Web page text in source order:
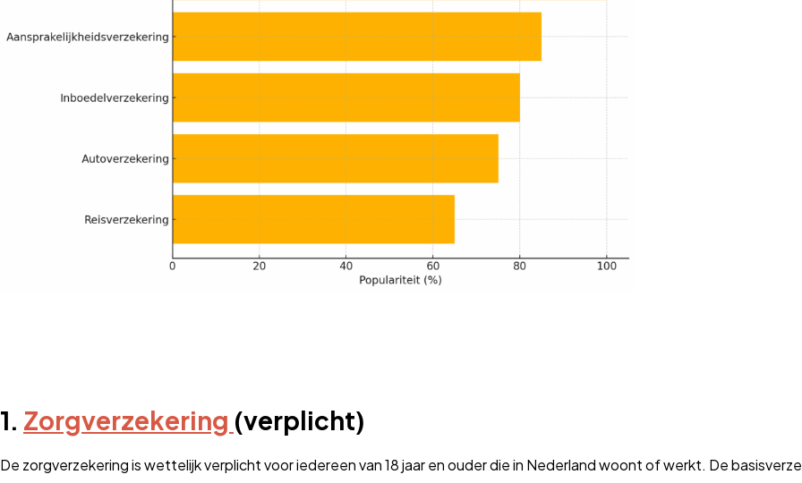
1. Zorgverzekering (verplicht)
De zorgverzekering is wettelijk verplicht voor iedereen van 18 jaar en ouder die in Nederland woont of werkt. De